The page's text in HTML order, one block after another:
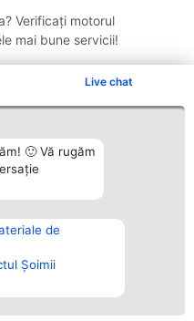
Live chat
🙂 Vă rugăm
de
Șoimii
Verificați motorul
mai bune servicii!
Contact